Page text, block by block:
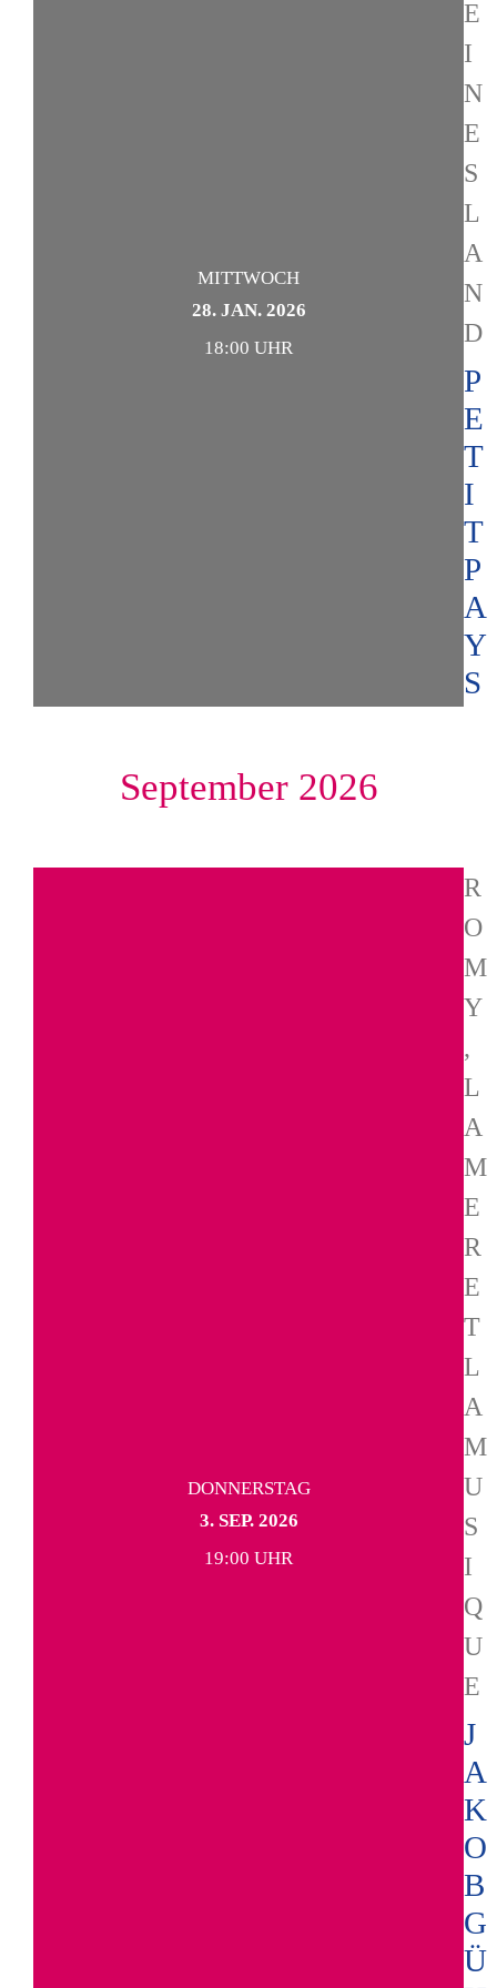
MITTWOCH
28. JAN. 2026
18:00 UHR
P
E
T
I
T
P
A
Y
S
E
I
N
E
S
L
A
N
D
September 2026
DONNERSTAG
3. SEP. 2026
19:00 UHR
J
A
K
O
B
G
Ü
R
O
M
Y
,
L
A
M
E
R
E
T
L
A
M
U
S
I
Q
U
E